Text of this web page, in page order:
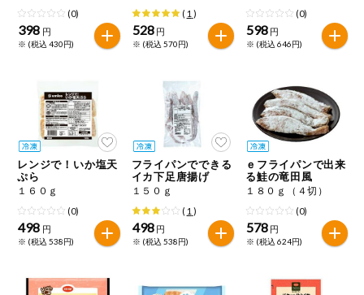
エシカル
推しコープ
年間登録米
(0)
398 円
※ (税込 430円)
( 1 )
528 円
※ (税込 570円)
(0)
598 円
※ (税込 646円)
レンジで！いか塩天
ぷら
１６０ｇ
(0)
498 円
※ (税込 538円)
フライパンでできる
イカ下足唐揚げ
１５０ｇ
( 1 )
498 円
※ (税込 538円)
ｅフライパンで出来
る鮭の竜田風
１８０ｇ（４切）
(0)
578 円
※ (税込 624円)